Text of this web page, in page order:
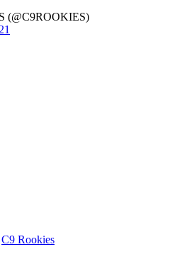
(@C9ROOKIES)
C9 Rookies